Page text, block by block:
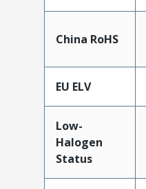
China RoHS
EU ELV
Low-
Halogen
Status